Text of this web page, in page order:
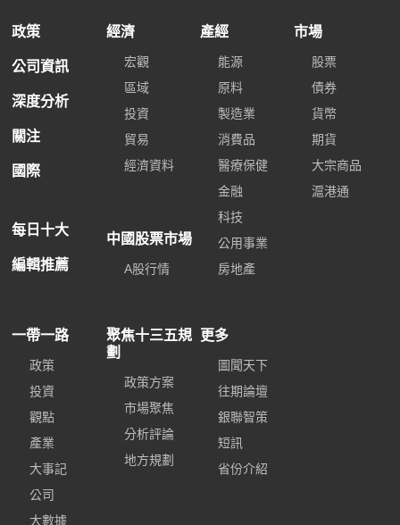
政策
公司資訊
深度分析
關注
國際
每日十大
編輯推薦
經濟
宏觀
區域
投資
貿易
經濟資料
中國股票市場
A股行情
產經
能源
原料
製造業
消費品
醫療保健
金融
科技
公用事業
房地產
市場
股票
債券
貨幣
期貨
大宗商品
滬港通
一帶一路
政策
投資
觀點
產業
大事記
公司
大數據
聚焦十三五規
劃
政策方案
市場聚焦
分析評論
地方規劃
更多
圖聞天下
往期論壇
銀聯智策
短訊
省份介紹